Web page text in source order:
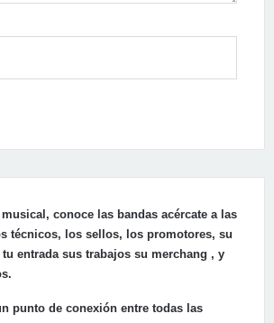
conoce las bandas acércate a las
técnicos, los sellos, los promotores, su
entrada sus trabajos su merchang , y
punto de conexión entre todas las